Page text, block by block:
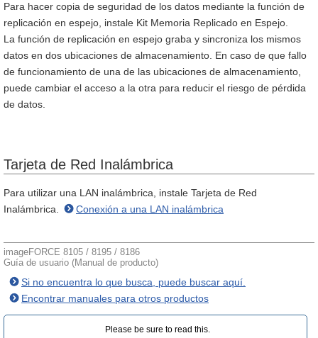
Para hacer copia de seguridad de los datos mediante la función de
replicación en espejo, instale Kit Memoria Replicado en Espejo.
La función de replicación en espejo graba y sincroniza los mismos
datos en dos ubicaciones de almacenamiento. En caso de que fallo
de funcionamiento de una de las ubicaciones de almacenamiento,
puede cambiar el acceso a la otra para reducir el riesgo de pérdida
de datos.
Tarjeta de Red Inalámbrica
Para utilizar una LAN inalámbrica, instale Tarjeta de Red
Inalámbrica.
Conexión a una LAN inalámbrica
imageFORCE 8105 / 8195 / 8186
Guía de usuario (Manual de producto)
Si no encuentra lo que busca, puede buscar aquí.
Encontrar manuales para otros productos
Please be sure to read this.‎